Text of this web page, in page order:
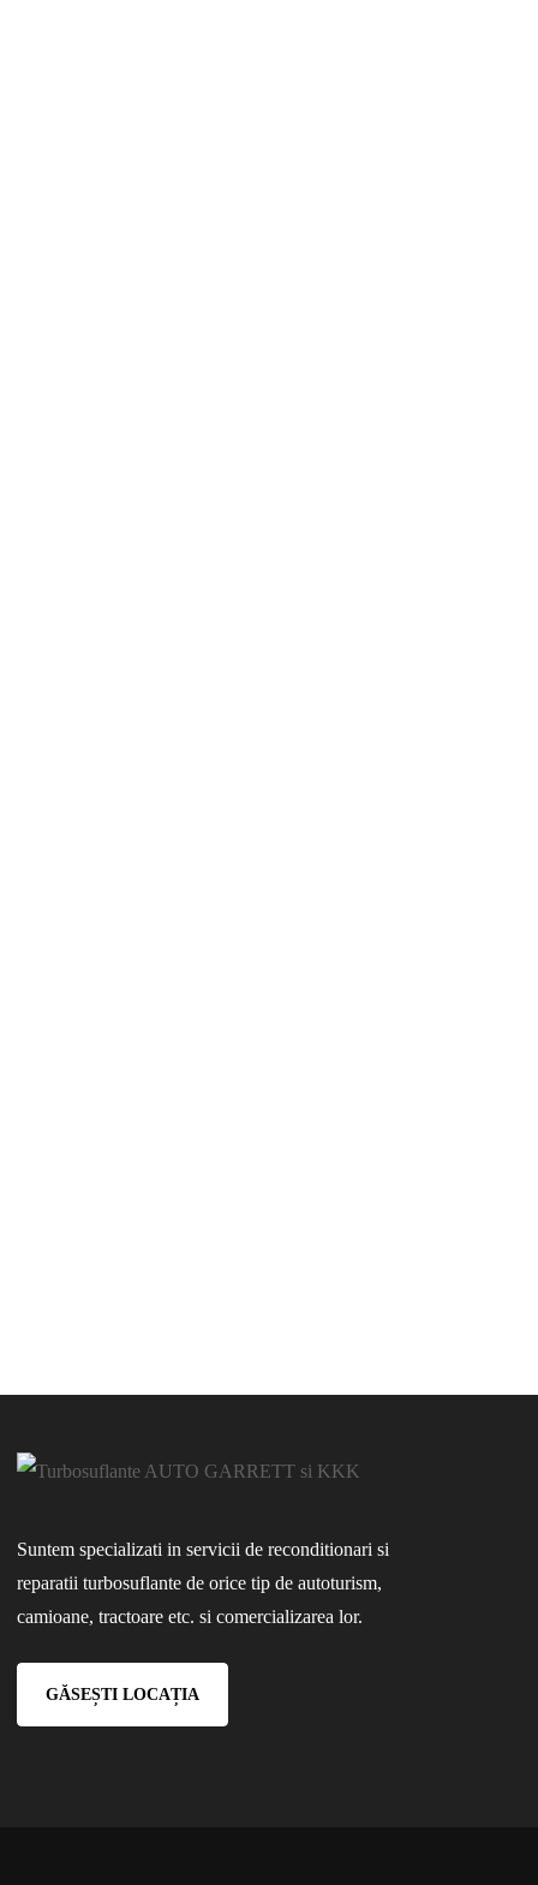
Suntem specializati in servicii de reconditionari si
reparatii turbosuflante de orice tip de autoturism,
camioane, tractoare etc. si comercializarea lor.
GĂSEȘTI LOCAȚIA